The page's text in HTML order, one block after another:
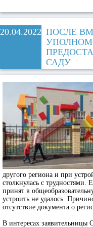
20.04.2022 ПОСЛЕ
САДУ
другого региона и при
столкнулась с
принят в
устроить не удалось.
отсутствие документа о
В интересах